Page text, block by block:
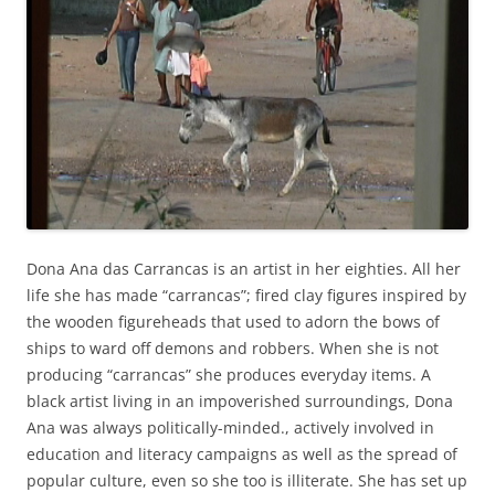
Dona Ana das Carrancas is an artist in her eighties. All her
life she has made “carrancas”; fired clay figures inspired by
the wooden figureheads that used to adorn the bows of
ships to ward off demons and robbers. When she is not
producing “carrancas” she produces everyday items. A
black artist living in an impoverished surroundings, Dona
Ana was always politically-minded., actively involved in
education and literacy campaigns as well as the spread of
popular culture, even so she too is illiterate. She has set up